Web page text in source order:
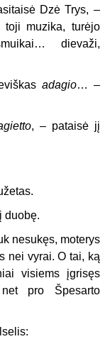
Dzė Trys, –
muzika, turėjo
dievaži,
adagio… –
, – pataisė jį
duobę.
nesukęs, moterys
nei vyrai. O tai, ką
visiems įgrisęs
net pro Špesarto